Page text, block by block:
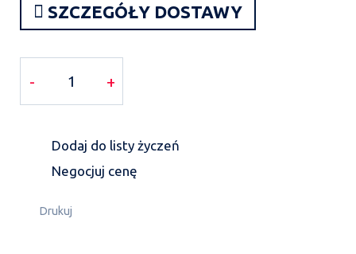
SZCZEGÓŁY DOSTAWY
- +
Dodaj do listy życzeń
Negocjuj cenę
Drukuj